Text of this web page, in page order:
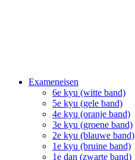
Exameneisen
6e kyu (witte band)
5e kyu (gele band)
4e kyu (oranje band)
3e kyu (groene band)
2e kyu (blauwe band)
1e kyu (bruine band)
1e dan (zwarte band)